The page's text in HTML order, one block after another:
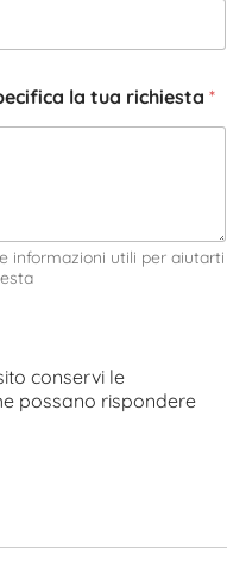
la tua richiesta *
informazioni utili per aiutarti
conservi le
possano rispondere